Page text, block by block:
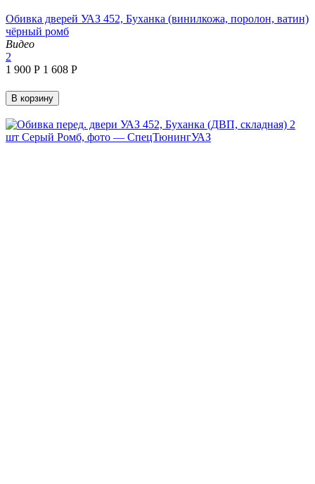
Обивка дверей УАЗ 452, Буханка (винилкожа, поролон, ватин)
чёрный ромб
Видео
2
1 900 Р 1 608 Р
В корзину